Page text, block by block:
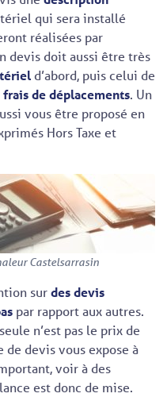
qui sera installé
réalisées par
devis doit aussi être très
d’abord, puis celui de
frais de déplacements. Un
vous être proposé en
Hors Taxe et
Castelsarrasin
surdes devis
par rapport aux autres.
n’est pas le prix de
devis vous expose à
voir à des
est donc de mise.